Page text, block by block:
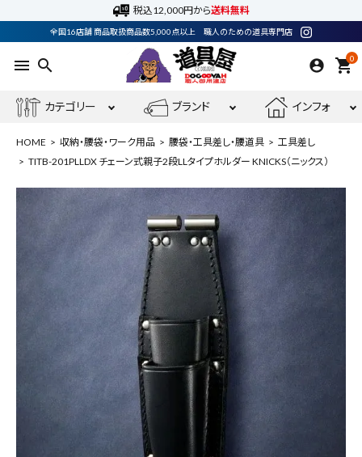
税込12,000円から送料無料
全国16店舗 商品取扱商品数5,000点以上 職人のための道具専門店
menu search 0
shopping_cart
カテゴリー ブランド インフォ
ようこそ ゲスト 様
person
最近閲覧した商品
HOME 収納・腰袋・ワーク用品 腰袋・工具差し・腰道具
工具差し
TITB-201PLLDX チェーン式親子2段LLタイプホルダー KNICKS（ニックス）